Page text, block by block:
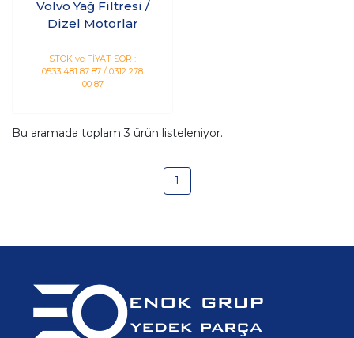
Volvo Yağ Filtresi /
Dizel Motorlar
STOK ve FİYAT SOR :
0533 481 87 87 / 0312 278
00 87
Bu aramada toplam3 ürün listeleniyor.
1